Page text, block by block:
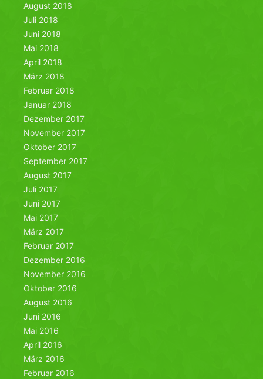
August 2018
Juli 2018
Juni 2018
Mai 2018
April 2018
März 2018
Februar 2018
Januar 2018
Dezember 2017
November 2017
Oktober 2017
September 2017
August 2017
Juli 2017
Juni 2017
Mai 2017
März 2017
Februar 2017
Dezember 2016
November 2016
Oktober 2016
August 2016
Juni 2016
Mai 2016
April 2016
März 2016
Februar 2016